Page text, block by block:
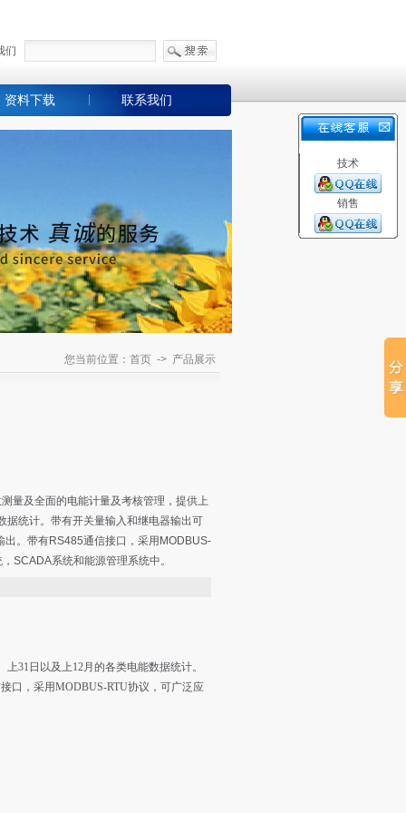
们
资料下载 联系我们
您当前位置：首页 -> 产品展示
量及全面的电能计量及考核管理，提供上
统计。带有开关量输入和继电器输出可
出。带有RS485通信接口，采用MODBUS-
SCADA系统和能源管理系统中。
31日以及上12月的各类电能数据统计。
口，采用MODBUS-RTU协议，可广泛应
技术
销售